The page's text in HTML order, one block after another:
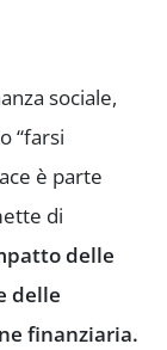
sociale,
“farsi
è parte
di
delle
delle
finanziaria.